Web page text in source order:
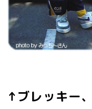
↑ブレッキー